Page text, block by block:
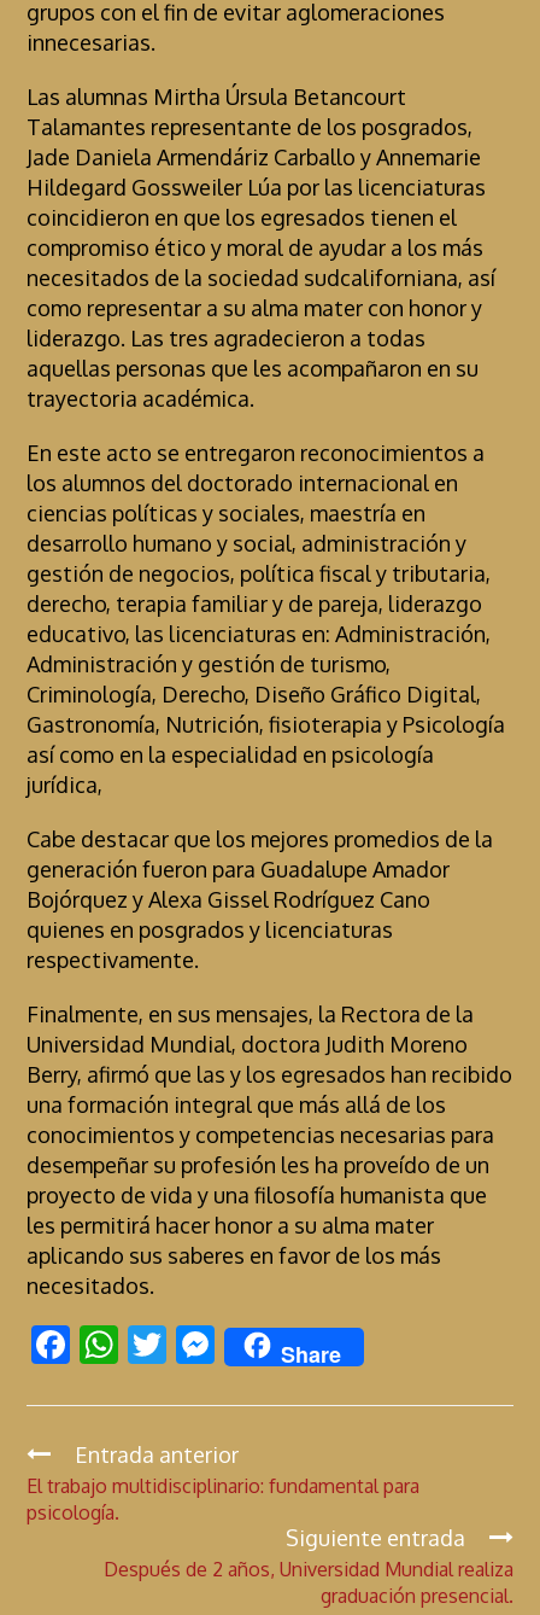
grupos con el fin de evitar aglomeraciones
innecesarias.
Las alumnas Mirtha Úrsula Betancourt
Talamantes representante de los posgrados,
Jade Daniela Armendáriz Carballo y Annemarie
Hildegard Gossweiler Lúa por las licenciaturas
coincidieron en que los egresados tienen el
compromiso ético y moral de ayudar a los más
necesitados de la sociedad sudcaliforniana, así
como representar a su alma mater con honor y
liderazgo. Las tres agradecieron a todas
aquellas personas que les acompañaron en su
trayectoria académica.
En este acto se entregaron reconocimientos a
los alumnos del doctorado internacional en
ciencias políticas y sociales, maestría en
desarrollo humano y social, administración y
gestión de negocios, política fiscal y tributaria,
derecho, terapia familiar y de pareja, liderazgo
educativo, las licenciaturas en: Administración,
Administración y gestión de turismo,
Criminología, Derecho, Diseño Gráfico Digital,
Gastronomía, Nutrición, fisioterapia y Psicología
así como en la especialidad en psicología
jurídica,
Cabe destacar que los mejores promedios de la
generación fueron para Guadalupe Amador
Bojórquez y Alexa Gissel Rodríguez Cano
quienes en posgrados y licenciaturas
respectivamente.
Finalmente, en sus mensajes, la Rectora de la
Universidad Mundial, doctora Judith Moreno
Berry, afirmó que las y los egresados han recibido
una formación integral que más allá de los
conocimientos y competencias necesarias para
desempeñar su profesión les ha proveído de un
proyecto de vida y una filosofía humanista que
les permitirá hacer honor a su alma mater
aplicando sus saberes en favor de los más
necesitados.
F
e
b
o
W
at
s
A
p
T
itt
er
M
es
se
n
g
Share
C
o
n
Entrada anterior
El trabajo multidisciplinario: fundamental para
psicología.
Siguiente entrada
Después de 2 años, Universidad Mundial realiza
graduación presencial.